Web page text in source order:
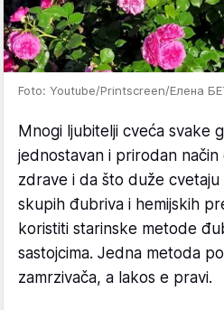
Foto: Youtube/Printscreen/Елена
Mnogi ljubitelji cveća svake
jednostavan i prirodan način
zdrave i da što duže
skupih đubriva i hemijskih
koristiti starinske metode
sastojcima. Jedna metoda
zamrzivača, a lakos e pravi.